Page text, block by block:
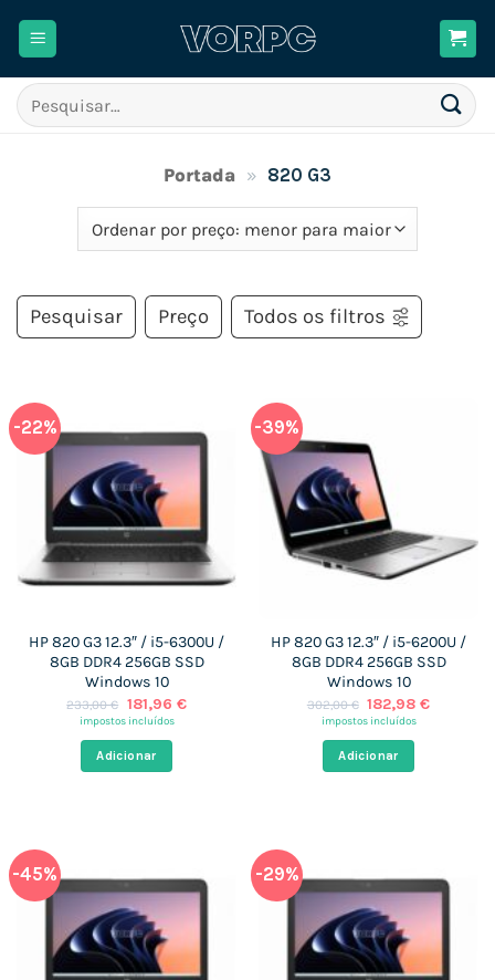
Pesquisar
por:
Portada » 820 G3
Pesquisar Preço Todos os filtros
-22%
HP 820 G3 12.3″ / i5-6300U /
8GB DDR4 256GB SSD
Windows 10
233,00€ O
preço
era:
233,00 €.
181,96 €O
impostos incluídos
Adicionar
-39%
HP 820 G3 12.3″ / i5-6200U /
8GB DDR4 256GB SSD
Windows 10
302,00€ O
preço
era:
302,00 €.
182,98€O
impostos incluídos
Adicionar
-45% -29%